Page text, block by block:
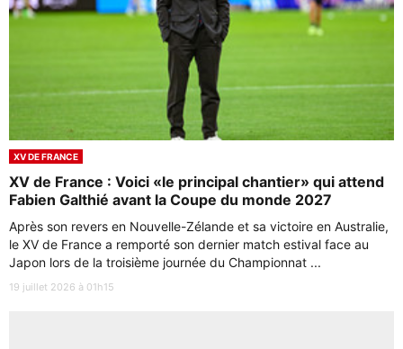
XV DE FRANCE
XV de France : Voici «le principal chantier» qui attend
Fabien Galthié avant la Coupe du monde 2027
Après son revers en Nouvelle-Zélande et sa victoire en Australie,
le XV de France a remporté son dernier match estival face au
Japon lors de la troisième journée du Championnat ...
19 juillet 2026 à 01h15